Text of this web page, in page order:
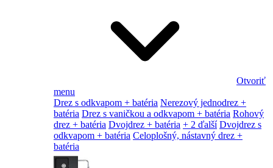
Otvoriť
menu
Drez s odkvapom + batéria Nerezový jednodrez +
batéria Drez s vaničkou a odkvapom + batéria Rohový
drez + batéria Dvojdrez + batéria + 2 ďalší Dvojdrez s
odkvapom + batéria Celoplošný, nástavný drez +
batéria